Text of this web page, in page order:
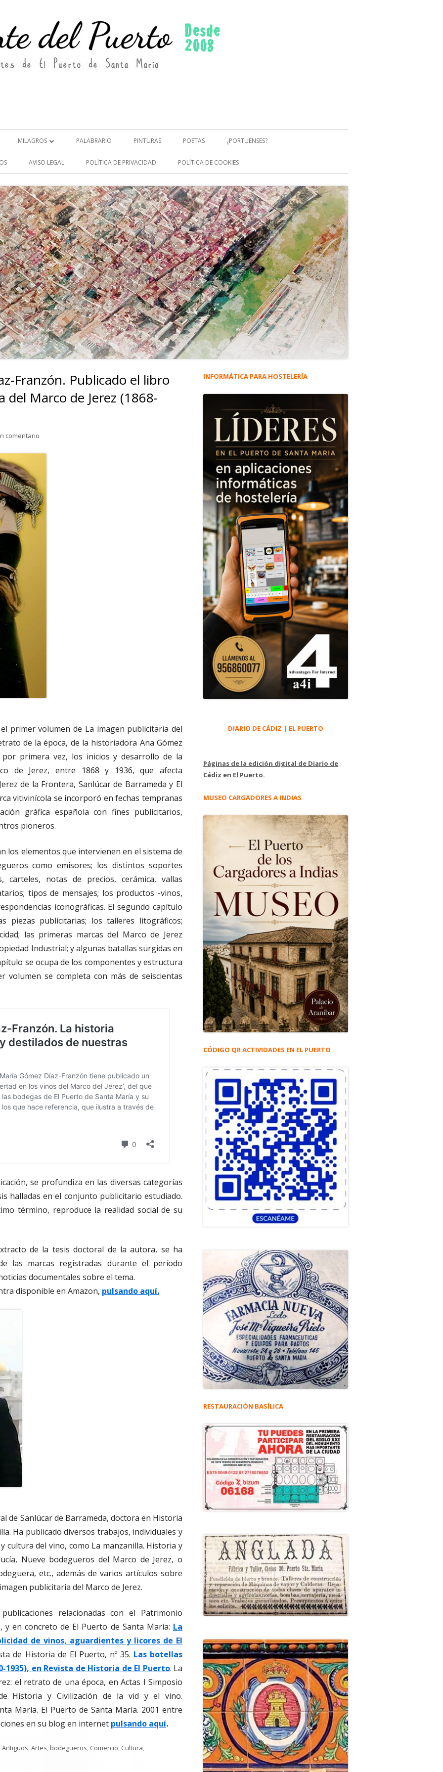
MILAGROS
MILAGROS (2)
PALABRARIO PINTURAS POETAS ¿PORTUENSES?
AVISO LEGAL POLÍTICA DE PRIVACIDAD POLÍTICA DE COOKIES
Franzón. Publicado el libro
del Marco de Jerez (1868-
comentario para 3.580. Ana Gómez Díaz-Franzón. Publicado el libro ‘La imagen publicitaria del Marco de Jerez (1868-1936)
primer volumen de La imagen publicitaria del
de la época, de la historiadora Ana Gómez
por primera vez, los inicios y desarrollo de la
de Jerez, entre 1868 y 1936, que afecta
de la Frontera, Sanlúcar de Barrameda y El
vitivinícola se incorporó en fechas tempranas
gráfica española con fines publicitarios,
pioneros.
los elementos que intervienen en el sistema de
como emisores; los distintos soportes
carteles, notas de precios, cerámica, vallas
tipos de mensajes; los productos -vinos,
iconográficas. El segundo capítulo
piezas publicitarias; los talleres litográficos;
las primeras marcas del Marco de Jerez
Industrial; y algunas batallas surgidas en
se ocupa de los componentes y estructura
volumen se completa con más de seiscientas
se profundiza en las diversas categorías
halladas en el conjunto publicitario estudiado.
término, reproduce la realidad social de su
de la tesis doctoral de la autora, se ha
las marcas registradas durante el período
documentales sobre el tema.
disponible en Amazon, pulsando aquí.
de Sanlúcar de Barrameda, doctora en Historia
Ha publicado diversos trabajos, individuales y
cultura del vino, como La manzanilla. Historia y
Nueve bodegueros del Marco de Jerez, o
etc., además de varios artículos sobre
publicitaria del Marco de Jerez.
relacionadas con el Patrimonio
y en concreto de El Puerto de Santa María: La
de vinos, aguardientes y licores de El
de Historia de El Puerto, nº 35. Las botellas
en Revista de Historia de El Puerto. La
el retrato de una época, en Actas I Simposio
Historia y Civilización de la vid y el vino.
María. El Puerto de Santa María. 2001 entre
en su blog en internet pulsando aquí.
Categorías
Antiguos,Artes,bodegueros, Comercio, Cultura,
Barra
principal
INFORMÁTICA PARA HOSTELERÍA
DIARIO DE CÁDIZ | EL PUERTO
Páginas de la edición digital de Diario de
Cádiz en El Puerto.
MUSEO CARGADORES A INDIAS
CÓDIGO QR ACTIVIDADES EN EL PUERTO
RESTAURACIÓN BASÍLICA